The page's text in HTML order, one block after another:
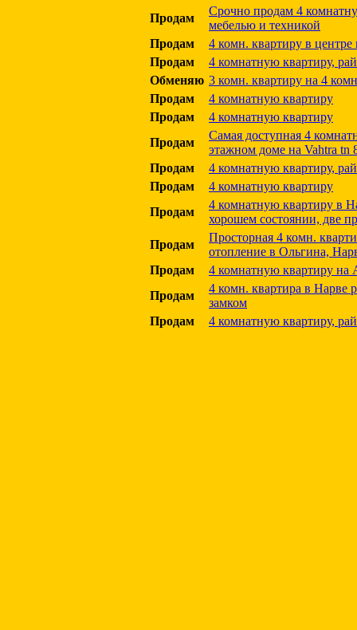
Продам
Срочно продам 4
мебелью и техникой
Продам
4 комн. квартиру в центре
Продам
4 комнатную квартиру,
Обменяю 3 комн. квартиру на 4
Продам
4 комнатную квартиру
Продам
4 комнатную квартиру
Продам
Самая доступная 4
этажном доме на Vahtra tn
Продам
4 комнатную квартиру,
Продам
4 комнатную квартиру
Продам
4 комнатную квартиру в
хорошем состоянии, две
Продам
Просторная 4 комн.
отопление в Ольгина,
Продам
4 комнатную квартиру на
Продам
4 комн. квартира в Нарве
замком
Продам
4 комнатную квартиру,